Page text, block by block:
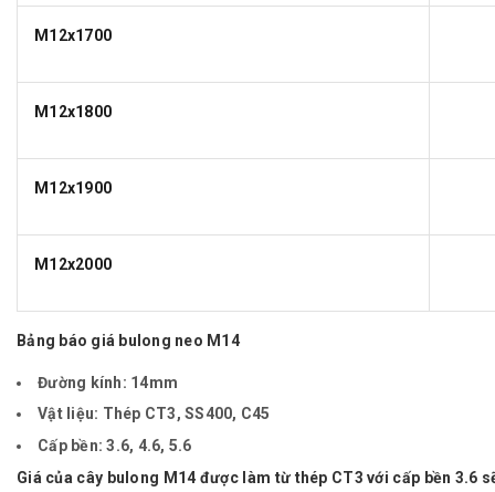
M12x1700
M12x1800
M12x1900
M12x2000
Bảng báo giá bulong neo M14
Đường kính: 14mm
Vật liệu: Thép CT3, SS400, C45
Cấp bền: 3.6, 4.6, 5.6
Giá của cây bulong M14 được làm từ thép CT3 với cấp bền 3.6